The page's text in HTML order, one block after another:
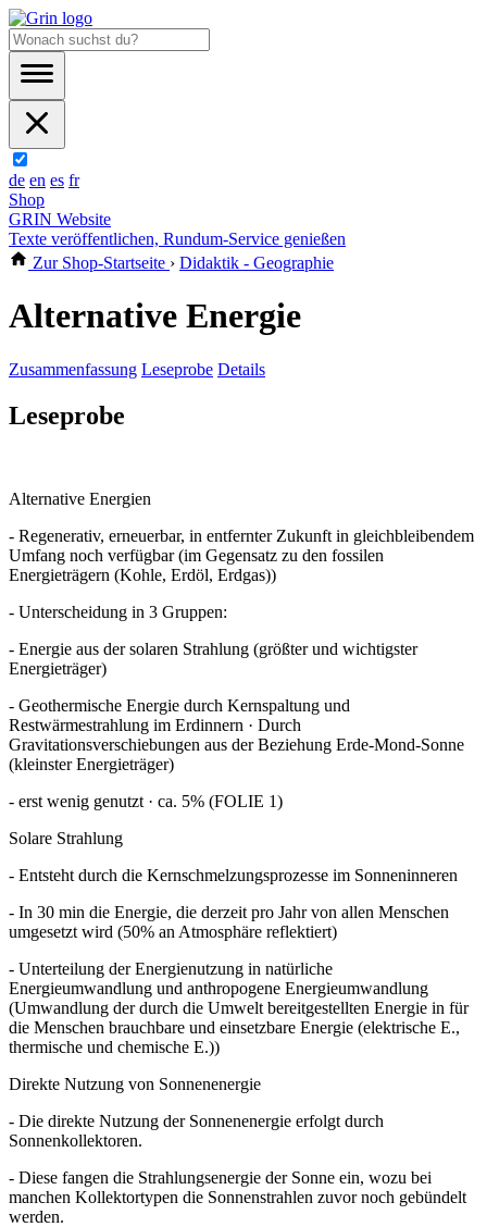
de en es fr
Shop
GRIN Website
Texte veröffentlichen, Rundum-Service genießen
Zur Shop-Startseite › Didaktik - Geographie
Alternative Energie
Zusammenfassung Leseprobe Details
Leseprobe
Alternative Energien
- Regenerativ, erneuerbar, in entfernter Zukunft in gleichbleibendem
Umfang noch verfügbar (im Gegensatz zu den fossilen
Energieträgern (Kohle, Erdöl, Erdgas))
- Unterscheidung in 3 Gruppen:
- Energie aus der solaren Strahlung (größter und wichtigster
Energieträger)
- Geothermische Energie durch Kernspaltung und
Restwärmestrahlung im Erdinnern · Durch
Gravitationsverschiebungen aus der Beziehung Erde-Mond-Sonne
(kleinster Energieträger)
- erst wenig genutzt · ca. 5% (FOLIE 1)
Solare Strahlung
- Entsteht durch die Kernschmelzungsprozesse im Sonneninneren
- In 30 min die Energie, die derzeit pro Jahr von allen Menschen
umgesetzt wird (50% an Atmosphäre reflektiert)
- Unterteilung der Energienutzung in natürliche
Energieumwandlung und anthropogene Energieumwandlung
(Umwandlung der durch die Umwelt bereitgestellten Energie in für
die Menschen brauchbare und einsetzbare Energie (elektrische E.,
thermische und chemische E.))
Direkte Nutzung von Sonnenenergie
- Die direkte Nutzung der Sonnenenergie erfolgt durch
Sonnenkollektoren.
- Diese fangen die Strahlungsenergie der Sonne ein, wozu bei
manchen Kollektortypen die Sonnenstrahlen zuvor noch gebündelt
werden.